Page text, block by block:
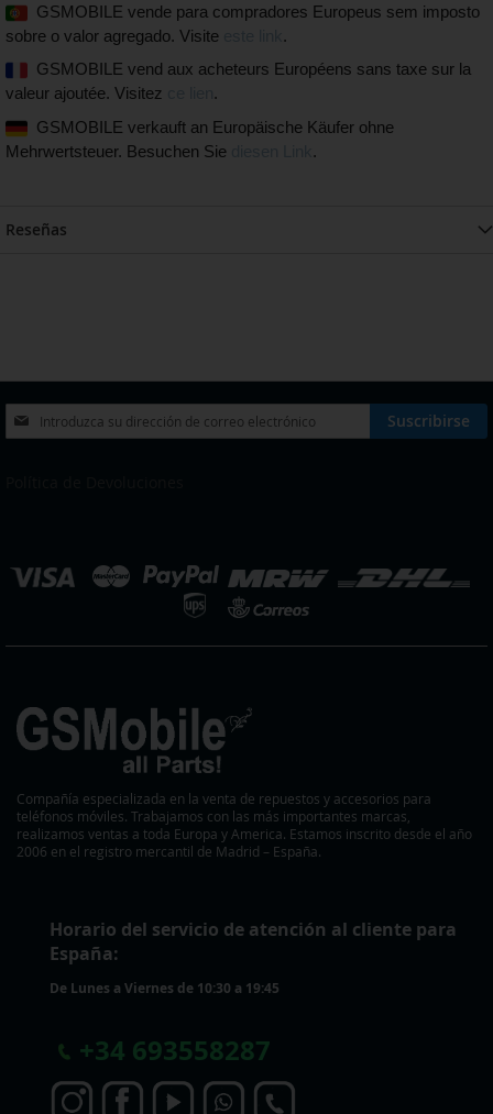
GSMOBILE vende para compradores Europeus sem imposto
sobre o valor agregado. Visite
.
GSMOBILE vend aux acheteurs Européens sans taxe sur la
valeur ajoutée. Visitez
.
GSMOBILE verkauft an Europäische Käufer ohne
Mehrwertsteuer. Besuchen Sie
.
Reseñas
Inscríbase
a
Suscribirse
Compañía especializada en la venta de repuestos y accesorios para
teléfonos móviles. Trabajamos con las más importantes marcas,
realizamos ventas a toda Europa y America. Estamos inscrito desde el año
2006 en el registro mercantil de Madrid – España.
Horario del servicio de atención al cliente para
España:
De Lunes a Viernes de 10:30 a 19:45
+34 693558287